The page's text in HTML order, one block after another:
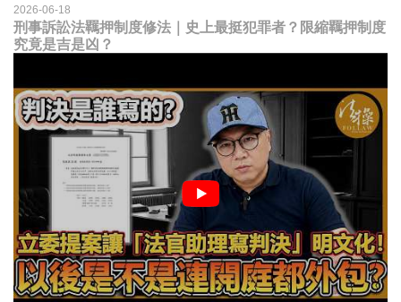
2026-06-18
刑事訴訟法羈押制度修法｜史上最挺犯罪者？限縮羈押制度
究竟是吉是凶？